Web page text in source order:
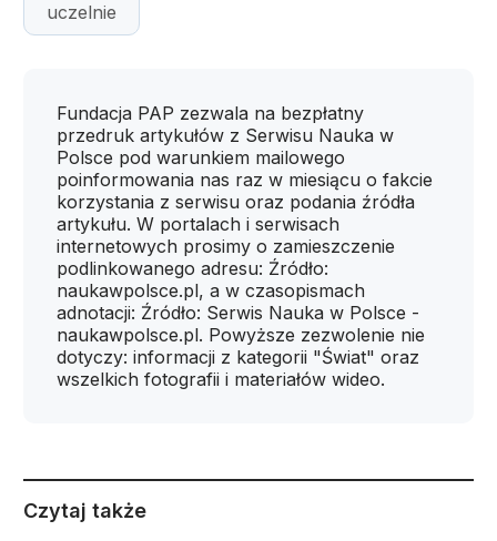
uczelnie
Fundacja PAP zezwala na bezpłatny
przedruk artykułów z Serwisu Nauka w
Polsce pod warunkiem mailowego
poinformowania nas raz w miesiącu o fakcie
korzystania z serwisu oraz podania źródła
artykułu. W portalach i serwisach
internetowych prosimy o zamieszczenie
podlinkowanego adresu: Źródło:
naukawpolsce.pl, a w czasopismach
adnotacji: Źródło: Serwis Nauka w Polsce -
naukawpolsce.pl. Powyższe zezwolenie nie
dotyczy: informacji z kategorii "Świat" oraz
wszelkich fotografii i materiałów wideo.
Czytaj także